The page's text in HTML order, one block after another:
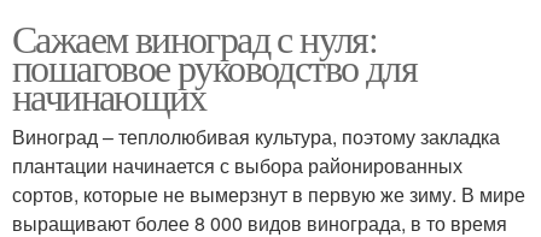
Сажаем виноград с нуля:
пошаговое руководство для
начинающих
Виноград – теплолюбивая культура, поэтому закладка
плантации начинается с выбора районированных
сортов, которые не вымерзнут в первую же зиму. В мире
выращивают более 8 000 видов винограда, в то время